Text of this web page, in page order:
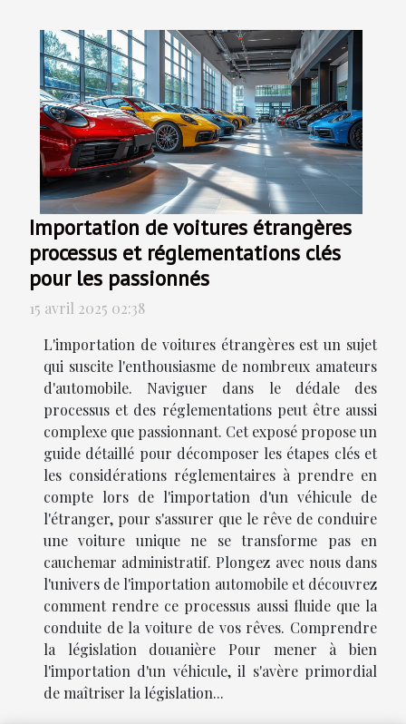
Importation de voitures étrangères
processus et réglementations clés
pour les passionnés
15 avril 2025 02:38
L'importation de voitures étrangères est un sujet
qui suscite l'enthousiasme de nombreux amateurs
d'automobile. Naviguer dans le dédale des
processus et des réglementations peut être aussi
complexe que passionnant. Cet exposé propose un
guide détaillé pour décomposer les étapes clés et
les considérations réglementaires à prendre en
compte lors de l'importation d'un véhicule de
l'étranger, pour s'assurer que le rêve de conduire
une voiture unique ne se transforme pas en
cauchemar administratif. Plongez avec nous dans
l'univers de l'importation automobile et découvrez
comment rendre ce processus aussi fluide que la
conduite de la voiture de vos rêves. Comprendre
la législation douanière Pour mener à bien
l'importation d'un véhicule, il s'avère primordial
de maîtriser la législation...